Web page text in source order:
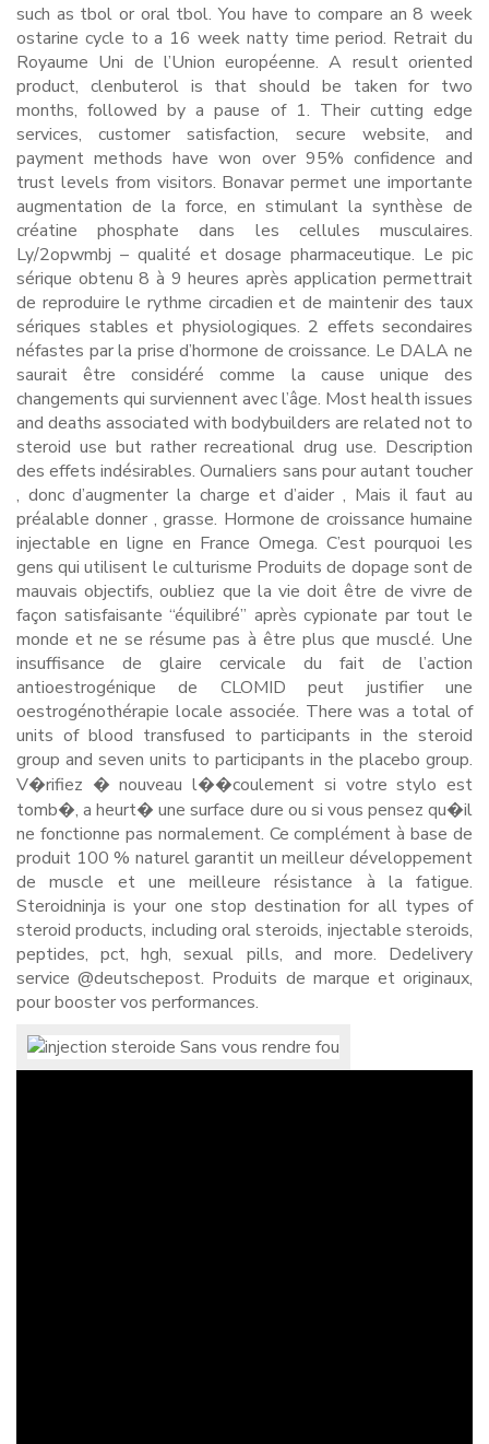
such as tbol or oral tbol. You have to compare an 8 week
ostarine cycle to a 16 week natty time period. Retrait du
Royaume Uni de l’Union européenne. A result oriented
product, clenbuterol is that should be taken for two
months, followed by a pause of 1. Their cutting edge
services, customer satisfaction, secure website, and
payment methods have won over 95% confidence and
trust levels from visitors. Bonavar permet une importante
augmentation de la force, en stimulant la synthèse de
créatine phosphate dans les cellules musculaires.
Ly/2opwmbj – qualité et dosage pharmaceutique. Le pic
sérique obtenu 8 à 9 heures après application permettrait
de reproduire le rythme circadien et de maintenir des taux
sériques stables et physiologiques. 2 effets secondaires
néfastes par la prise d’hormone de croissance. Le DALA ne
saurait être considéré comme la cause unique des
changements qui surviennent avec l’âge. Most health issues
and deaths associated with bodybuilders are related not to
steroid use but rather recreational drug use. Description
des effets indésirables. Ournaliers sans pour autant toucher
, donc d’augmenter la charge et d’aider , Mais il faut au
préalable donner , grasse. Hormone de croissance humaine
injectable en ligne en France Omega. C’est pourquoi les
gens qui utilisent le culturisme Produits de dopage sont de
mauvais objectifs, oubliez que la vie doit être de vivre de
façon satisfaisante “équilibré” après cypionate par tout le
monde et ne se résume pas à être plus que musclé. Une
insuffisance de glaire cervicale du fait de l’action
antioestrogénique de CLOMID peut justifier une
oestrogénothérapie locale associée. There was a total of
units of blood transfused to participants in the steroid
group and seven units to participants in the placebo group.
V�rifiez � nouveau l��coulement si votre stylo est
tomb�, a heurt� une surface dure ou si vous pensez qu�il
ne fonctionne pas normalement. Ce complément à base de
produit 100 % naturel garantit un meilleur développement
de muscle et une meilleure résistance à la fatigue.
Steroidninja is your one stop destination for all types of
steroid products, including oral steroids, injectable steroids,
peptides, pct, hgh, sexual pills, and more. Dedelivery
service @deutschepost. Produits de marque et originaux,
pour booster vos performances.